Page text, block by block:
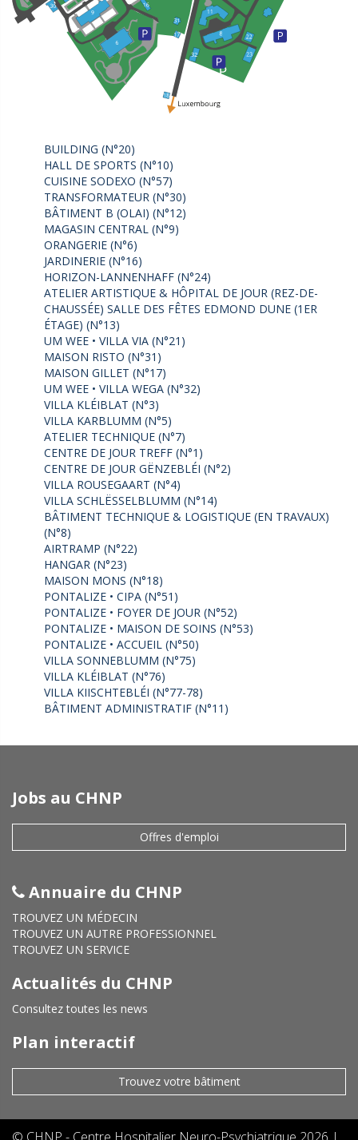
BUILDING (N°20)
HALL DE SPORTS (N°10)
CUISINE SODEXO (N°57)
TRANSFORMATEUR (N°30)
BÂTIMENT B (OLAI) (N°12)
MAGASIN CENTRAL (N°9)
ORANGERIE (N°6)
JARDINERIE (N°16)
HORIZON-LANNENHAFF (N°24)
ATELIER ARTISTIQUE & HÔPITAL DE JOUR (REZ-DE-
CHAUSSÉE) SALLE DES FÊTES EDMOND DUNE (1ER
ÉTAGE) (N°13)
UM WEE • VILLA VIA (N°21)
MAISON RISTO (N°31)
MAISON GILLET (N°17)
UM WEE • VILLA WEGA (N°32)
VILLA KLÉIBLAT (N°3)
VILLA KARBLUMM (N°5)
ATELIER TECHNIQUE (N°7)
CENTRE DE JOUR TREFF (N°1)
CENTRE DE JOUR GËNZEBLÉI (N°2)
VILLA ROUSEGAART (N°4)
VILLA SCHLËSSELBLUMM (N°14)
BÂTIMENT TECHNIQUE & LOGISTIQUE (EN TRAVAUX)
(N°8)
AIRTRAMP (N°22)
HANGAR (N°23)
MAISON MONS (N°18)
PONTALIZE • CIPA (N°51)
PONTALIZE • FOYER DE JOUR (N°52)
PONTALIZE • MAISON DE SOINS (N°53)
PONTALIZE • ACCUEIL (N°50)
VILLA SONNEBLUMM (N°75)
VILLA KLÉIBLAT (N°76)
VILLA KIISCHTEBLÉI (N°77-78)
BÂTIMENT ADMINISTRATIF (N°11)
Jobs au CHNP
Offres d'emploi
Annuaire du CHNP
TROUVEZ UN MÉDECIN
TROUVEZ UN AUTRE PROFESSIONNEL
TROUVEZ UN SERVICE
Actualités du CHNP
Consultez toutes les news
Plan interactif
Trouvez votre bâtiment